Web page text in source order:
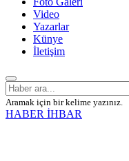
Video
Yazarlar
Künye
İletişim
Aramak için bir kelime yazınız.
HABER İHBAR